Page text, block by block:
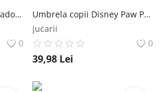
Ghiozdan 3D gradinita Vadobag Paw Patrol Never Stop Laughing Vadobag
0
Umbrela copii Disney Paw Patrol Sky 63x70x70 cm Vadobag
jucarii
0
39,98 Lei